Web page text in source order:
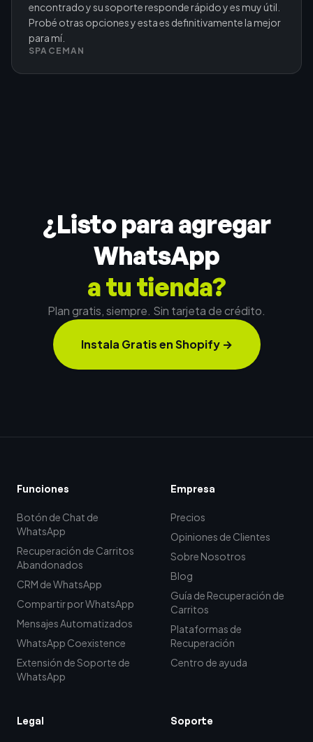
encontrado y su soporte responde rápido y es muy útil.
Probé otras opciones y esta es definitivamente la mejor
para mí.
SPACEMAN
¿Listo para agregar
WhatsApp
a tu tienda?
Plan gratis, siempre. Sin tarjeta de crédito.
Instala Gratis en Shopify→
Funciones
Botón de Chat de
WhatsApp
Recuperación de Carritos
Abandonados
CRM de WhatsApp
Compartir por WhatsApp
Mensajes Automatizados
WhatsApp Coexistence
Extensión de Soporte de
WhatsApp
Empresa
Precios
Opiniones de Clientes
Sobre Nosotros
Blog
Guía de Recuperación de
Carritos
Plataformas de
Recuperación
Centro de ayuda
Legal Soporte